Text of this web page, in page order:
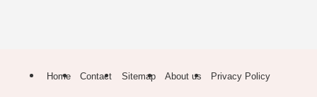
Home Contact Sitemap About us Privacy Policy